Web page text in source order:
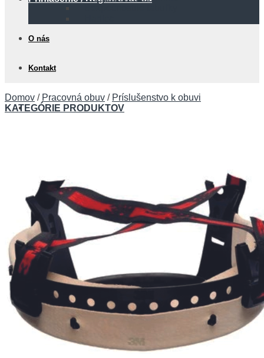
0,00€
O nás
Kontakt
Domov / Pracovná obuv / Príslušenstvo k obuvi
KATEGÓRIE PRODUKTOV